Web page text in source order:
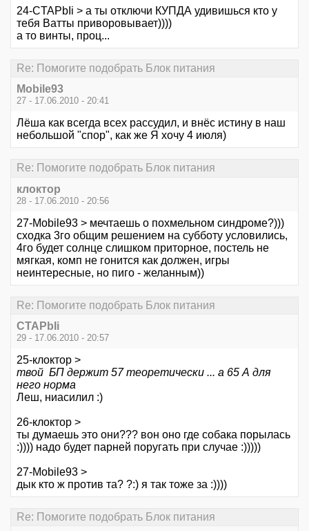
24-CTAPbIi > а ты отключи КУПДА удивишься кто у
тебя Ватты приворовывает))))
а то винты, проц...
Re: Помогите подобрать Блок питания
Mobile93
27 - 17.06.2010 - 20:41
Лёша как всегда всех рассудил, и внёс истину в наш
небольшой "спор", как же Я хочу 4 июля)
Re: Помогите подобрать Блок питания
клоктор
28 - 17.06.2010 - 20:56
27-Mobile93 > мечтаешь о похмельном синдроме?)))
сходка 3го общим решением на субботу условились,
4го будет солнце слишком приторное, постель не
мягкая, комп не гонится как должен, игры
неинтересные, но пиго - желанным))
Re: Помогите подобрать Блок питания
CTAPbIi
29 - 17.06.2010 - 20:57
25-клоктор >
твой БП держит 57 теоретически ... а 65 А для
него норма
Леш, ниасилил :)
26-клоктор >
ты думаешь это они??? вон оно где собака порылась
:)))) надо будет парней поругать при случае :)))))
27-Mobile93 >
дык кто ж против та? ?:) я так тоже за :))))
Re: Помогите подобрать Блок питания